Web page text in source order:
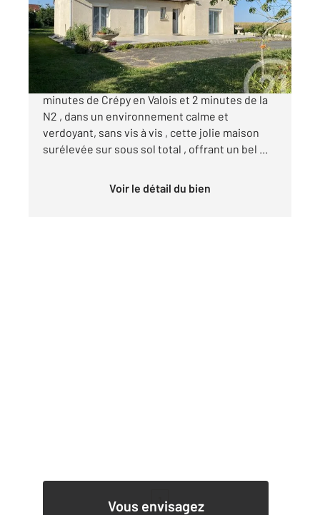
Maison à vendre
399 000 €
Century 21 GP Immobilier vous propose à 5
minutes de Crépy en Valois et 2 minutes de la
N2 , dans un environnement calme et
verdoyant, sans vis à vis , cette jolie maison
surélevée sur sous sol total , offrant un bel ...
Voir le détail du bien
Vous envisagez